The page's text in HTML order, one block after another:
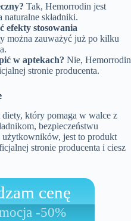
Tak, Hemorrodin jest
składniki.
efekty stosowania
można zauważyć już po kilku
w aptekach? Nie, Hemorrodin
stronie producenta.
który pomaga w walce z
bezpieczeństwu
jest to produkt
stronie producenta i ciesz
cenę
-50%